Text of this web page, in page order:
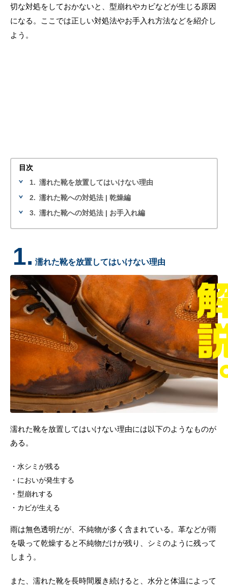
切な対処をしておかないと、型崩れやカビなどが生じる原因
になる。ここでは正しい対処法やお手入れ方法などを紹介し
よう。
目次
1. 濡れた靴を放置してはいけない理由
2. 濡れた靴への対処法 | 乾燥編
3. 濡れた靴への対処法 | お手入れ編
1. 濡れた靴を放置してはいけない理由
濡れた靴を放置してはいけない理由には以下のようなものが
ある。
水シミが残る
においが発生する
型崩れする
カビが生える
雨は無色透明だが、不純物が多く含まれている。革などが雨
を吸って乾燥すると不純物だけが残り、シミのように残って
しまう。
また、濡れた靴を長時間履き続けると、水分と体温によって